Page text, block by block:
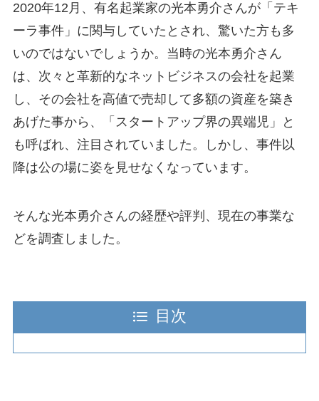
2020年12月、有名起業家の光本勇介さんが「テキ
ーラ事件」に関与していたとされ、驚いた方も多
いのではないでしょうか。当時の光本勇介さん
は、次々と革新的なネットビジネスの会社を起業
し、その会社を高値で売却して多額の資産を築き
あげた事から、「スタートアップ界の異端児」と
も呼ばれ、注目されていました。しかし、事件以
降は公の場に姿を見せなくなっています。
そんな光本勇介さんの経歴や評判、現在の事業な
どを調査しました。
目次